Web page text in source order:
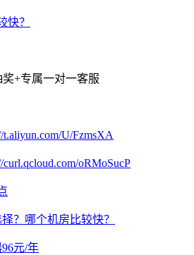
快？
+专属一对一客服
t.aliyun.com/U/FzmsXA
curl.qcloud.com/oRMoSucP
？哪个机房比较快？
元/年